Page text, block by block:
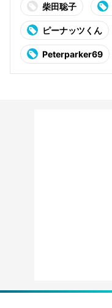
柴田聡子
ピーナッツくん
Peterparker69